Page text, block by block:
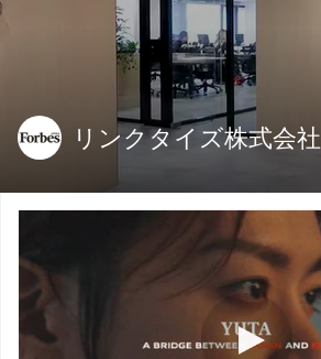
リンクタイズ株式会社